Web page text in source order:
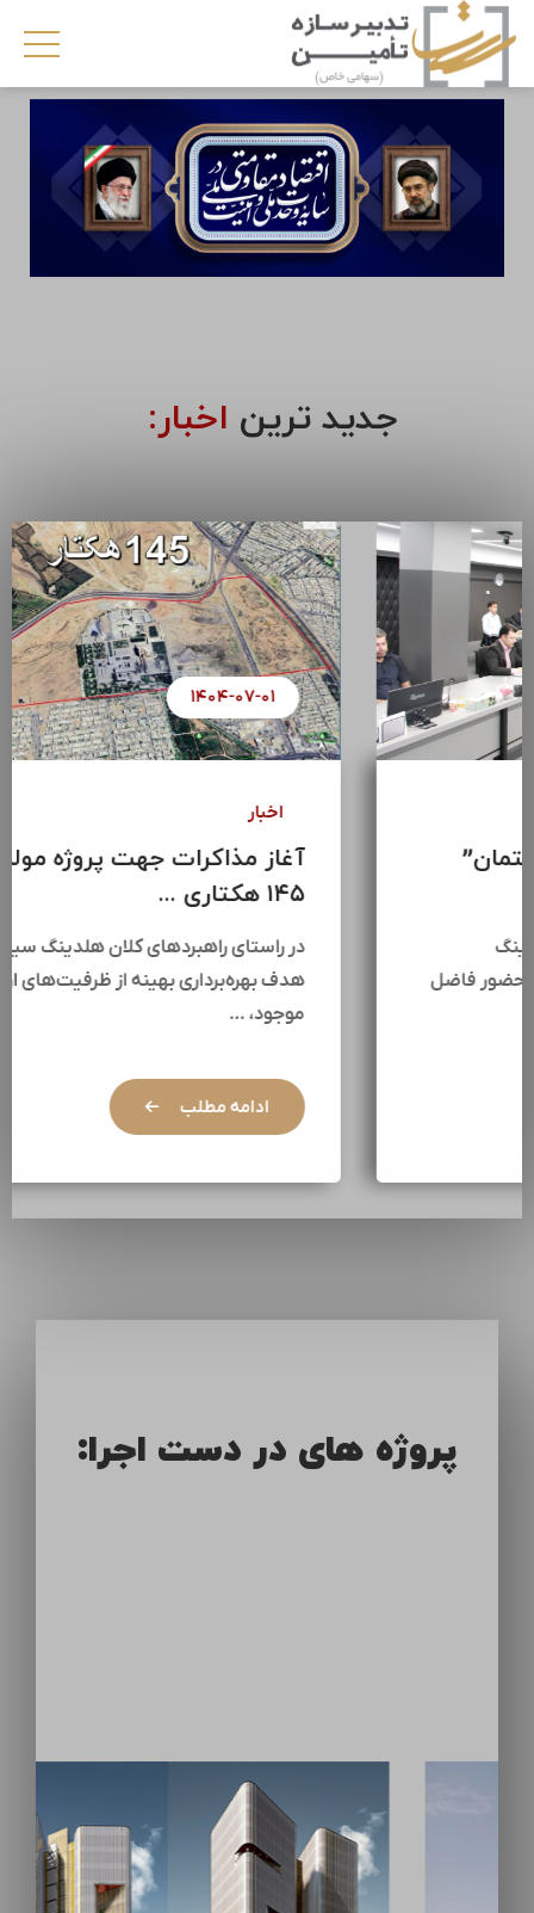
جدید ترین اخبار:
۱۴۰۴-۰۷-۰۸
سومین جلسه “اتاق فکر ساختمان”
هلدینگ سرمایه گذاری ...
سومین جلسه اتاق فکر ساختمان هلدینگ
سرمایه‌گذاری سیمان تأمین (سیتا) با حضور فاضل
عبیات،جمعی از مدیران …
پروژه های در دست اجرا: